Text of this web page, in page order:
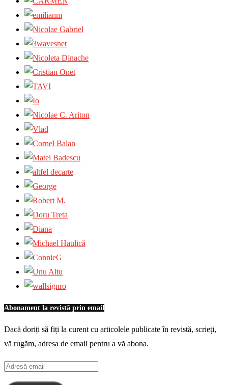
Abonament la revistă prin email
Dacă doriți să fiți la curent cu articolele publicate în revistă, scrieți,
vă rugăm, adresa de email pentru a vă abona.
Adresă
email